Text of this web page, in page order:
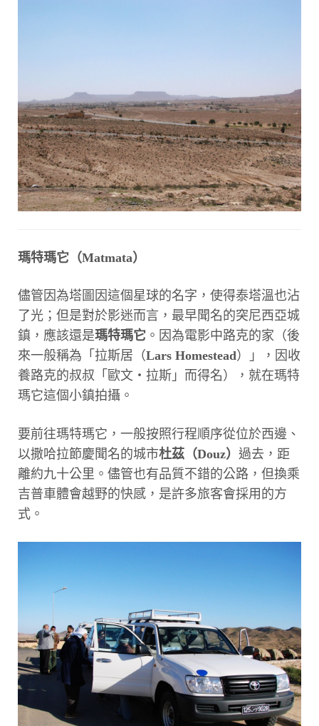
瑪特瑪它（Matmata）
儘管因為塔圖因這個星球的名字，使得泰塔溫也沾
了光；但是對於影迷而言，最早聞名的突尼西亞城
鎮，應該還是瑪特瑪它 。因為電影中路克的家（後
來一般稱為「拉斯居（Lars Homestead）」，因收
養路克的叔叔「歐文‧拉斯」而得名），就在瑪特
瑪它這個小鎮拍攝。
要前往瑪特瑪它，一般按照行程順序從位於西邊、
以撒哈拉節慶聞名的城市杜茲（Douz） 過去，距
離約九十公里。儘管也有品質不錯的公路，但換乘
吉普車體會越野的快感，是許多旅客會採用的方
式。